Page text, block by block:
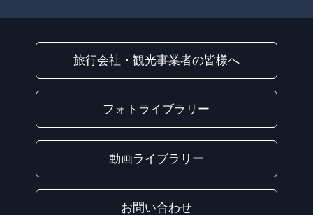
旅行会社・観光事業者の皆様へ
フォトライブラリー
動画ライブラリー
お問い合わせ